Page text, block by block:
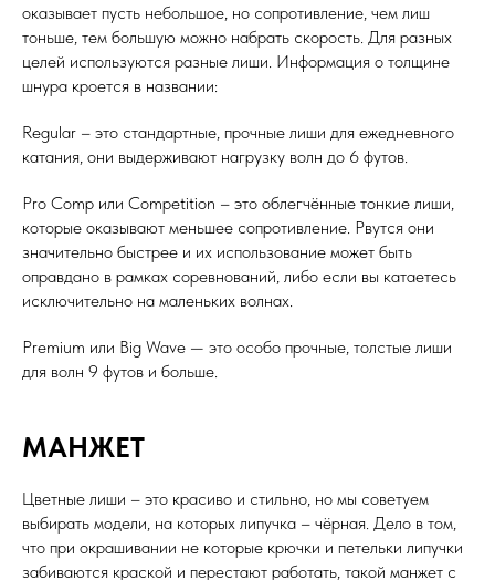
оказывает пусть небольшое, но сопротивление, чем лиш
тоньше, тем большую можно набрать скорость. Для разных
целей используются разные лиши. Информация о толщине
шнура кроется в названии:
Regular – это стандартные, прочные лиши для ежедневного
катания, они выдерживают нагрузку волн до 6 футов.
Pro Comp или Competition – это облегчённые тонкие лиши,
которые оказывают меньшее сопротивление. Рвутся они
значительно быстрее и их использование может быть
оправдано в рамках соревнований, либо если вы катаетесь
исключительно на маленьких волнах.
Premium или Big Wave — это особо прочные, толстые лиши
для волн 9 футов и больше.
МАНЖЕТ
Цветные лиши – это красиво и стильно, но мы советуем
выбирать модели, на которых липучка – чёрная. Дело в том,
что при окрашивании не которые крючки и петельки липучки
забиваются краской и перестают работать, такой манжет с